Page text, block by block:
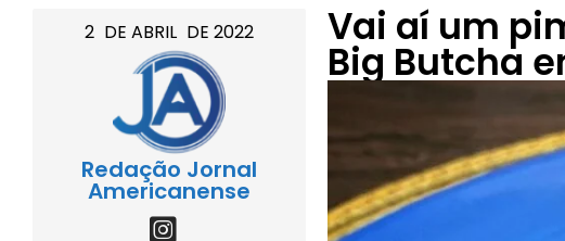
2 DE ABRIL DE 2022
Redação Jornal
Americanense
Vai aí um
Big Butcha